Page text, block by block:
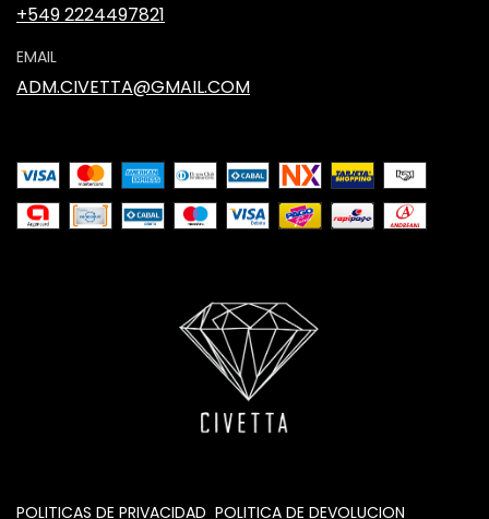
+549 2224497821
EMAIL
ADM.CIVETTA@GMAIL.COM
POLITICAS DE PRIVACIDAD POLITICA DE DEVOLUCION